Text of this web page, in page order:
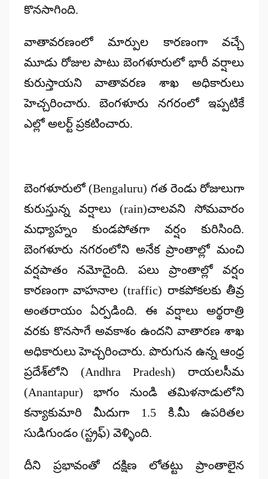
కొనసాగింది.
వాతావరణంలో మార్పుల కారణంగా వచ్చే
మూడు రోజుల పాటు బెంగళూరులో భారీ వర్షాలు
కురుస్తాయని వాతావరణ శాఖ అధికారులు
హెచ్చరించారు. బెంగళూరు నగరంలో ఇప్పటికే
ఎల్లో అలర్ట్ ప్రకటించారు.
బెంగళూరులో (Bengaluru) గత రెండు రోజులుగా
కురుస్తున్న వర్షాలు (rain)చాలవని సోమవారం
మధ్యాహ్నం కుండపోతగా వర్షం కురిసింది.
బెంగళూరు నగరంలోని అనేక ప్రాంతాల్లో మంచి
వర్షపాతం నమోదైంది. పలు ప్రాంతాల్లో వర్షం
కారణంగా వాహనాల (traffic) రాకపోకలకు తీవ్ర
అంతరాయం ఏర్పడింది. ఈ వర్షాలు అర్థరాత్రి
వరకు కొనసాగే అవకాశం ఉందని వాతారణ శాఖ
అధికారులు హెచ్చరించారు. పొరుగున ఉన్న ఆంధ్ర
ప్రదేశ్‌లోని (Andhra Pradesh) రాయలసీమ
(Anantapur) భాగం నుండి తమిళనాడులోని
కన్యాకుమారి మీదుగా 1.5 కి.మీ ఉపరితల
సుడిగుండం (స్ట్రఫ్) వెళ్ళింది.
దీని ప్రభావంతో దక్షిణ లోతట్టు ప్రాంతాలైన